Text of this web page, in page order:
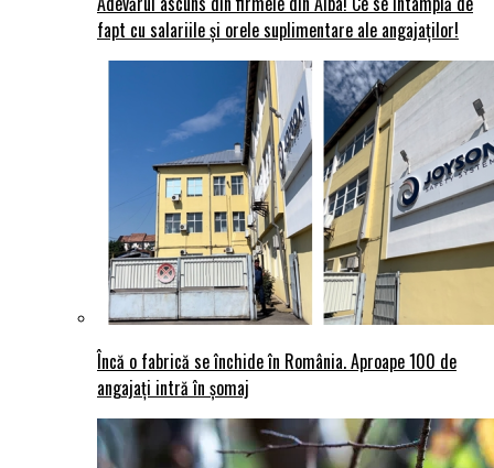
fapt cu salariile și orele suplimentare ale angajaților!
Încă o fabrică se închide în România. Aproape 100 de
angajați intră în șomaj